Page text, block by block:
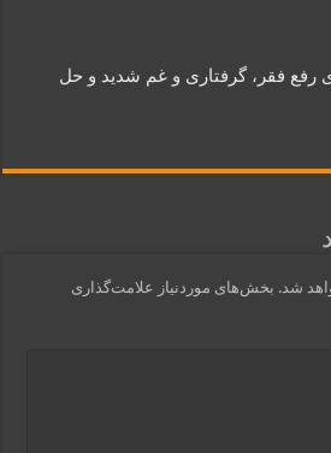
رفع فقر، گرفتاری و غم شدید و حل
شد. بخش‌های موردنیاز علامت‌گذاری